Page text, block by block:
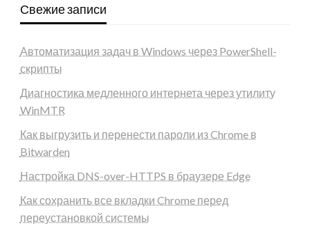
Свежие записи
Автоматизация задач в Windows через PowerShell-
скрипты
Диагностика медленного интернета через утилиту
WinMTR
Как выгрузить и перенести пароли из Chrome в
Bitwarden
Настройка DNS-over-HTTPS в браузере Edge
Как сохранить все вкладки Chrome перед
переустановкой системы